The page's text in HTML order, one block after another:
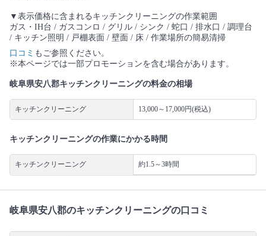
▼表示価格に含まれるキッチンクリーニングの作業範囲
ガス・IH台 / ガスコンロ / グリル / シンク / 蛇口 / 排水口 / 調理台
/ キッチン照明 / 戸棚表面 / 壁面 / 床 / 作業場所の簡易清掃
口コミ もご参照ください。
※本ページでは一部プロモーションを含む場合があります。
岐阜県安八郡キッチンクリーニングの料金の相場
キッチンクリーニング 13,000～17,000円(税込)
キッチンクリーニングの作業にかかる時間
キッチンクリーニング 約1.5～3時間
岐阜県安八郡のキッチンクリーニングの口コミ